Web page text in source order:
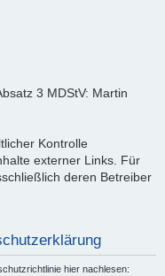
3 MDStV: Martin
Kontrolle
externer Links. Für
deren Betreiber
hier nachlesen: